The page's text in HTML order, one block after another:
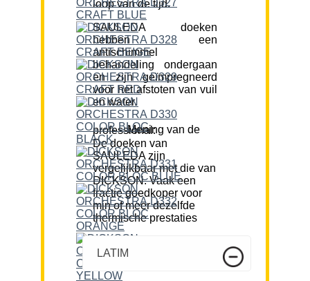
loop van de tijd.
SAULEDA doeken
hebben een
antischimmel
behandeling ondergaan
en zijn geïmpregneerd
voor het afstoten van vuil
en water.
Mening van de professional:
De doeken van
SAULEDA zijn
vergelijkbaar met die van
DICKSON. Vaak een
fractie goedkoper voor
min of meer dezelfde
thermische prestaties
LATIM